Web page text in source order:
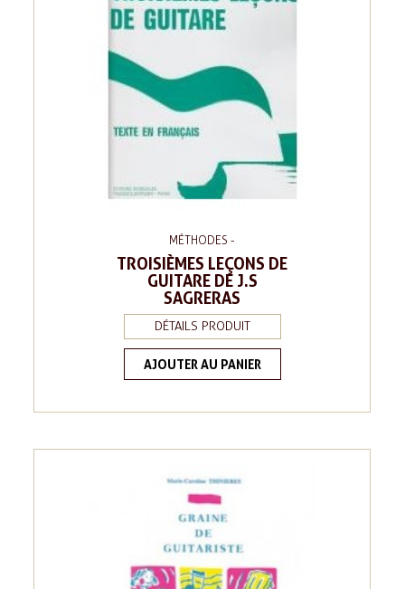
MÉTHODES -
TROISIÈMES LEÇONS DE
GUITARE DE J.S
SAGRERAS
DÉTAILS PRODUIT
AJOUTER AU PANIER